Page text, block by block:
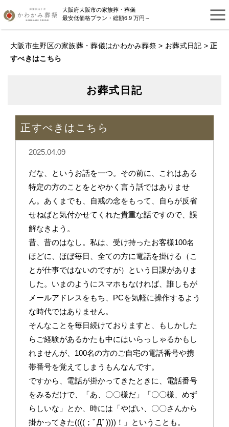
大阪府大阪市の家族葬・葬儀
最安低価格プラン・総額6.9 万円～
大阪市生野区の家族葬・葬儀はかわかみ葬祭 > お葬式日記 >正
すべきはこちら
お葬式日記
正すべきはこちら
2025.04.09
だな、というお話を一つ。その前に、これはある
特定の方のことをとやかく言う話ではありませ
ん。あくまでも、自戒の念をもって、自らが反省
せねばと気付かせてくれた貴重な話ですので、誤
解なきよう。
昔、昔のはなし。私は、受け持ったお客様100名
ほどに、ほぼ毎日、全ての方に電話を掛ける（こ
とが仕事ではないのですが）という日課がありま
した。いまのようにスマホもなければ、誰しもが
メールアドレスをもち、PCを気軽に操作するよう
な時代ではありません。
そんなことを毎日続けておりますと、もしかした
らご経験があるかたも中にはいらっしゃるかもし
れませんが、100名の方のご自宅の電話番号や携
帯番号を覚えてしまうもんなんです。
ですから、電話が掛かってきたときに、電話番号
をみるだけで、「あ、〇〇様だ」「〇〇様、めず
らしいな」とか、時には「やばい、〇〇さんから
掛かってきた((((；ﾟДﾟ))))！」ということも。